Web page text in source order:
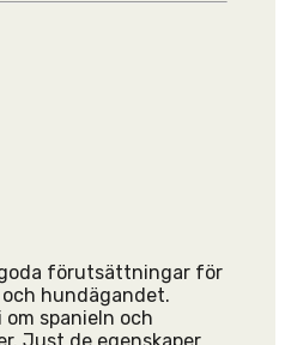
förutsättningar för
hundägandet.
spanieln och